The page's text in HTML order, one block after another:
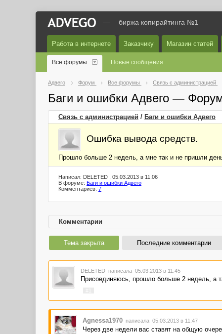
— биржа копирайтинга №1
Работа в интернете Заказчику Магазин статей
Все форумы Новые сообщения
Адвего Форум Все форумы Связь с администрацией
Баги и ошибки Адвего —
Связь с администрацией / Баги и ошибки Адвего
Ошибка вывода средств.
Прошло больше 2 недель, а мне так и не пришли
Написал: DELETED , 05.03.2013 в 11:06
В форуме: Баги и ошибки Адвего
Комментариев: 7
Комментарии
Тема закрыта Последние комментарии
DELETED написала 05.03.2013 в 11:45
Присоединяюсь, прошло больше 2 недель, а
Agnessa1970 написала 05.03.2013 в 11:47
Через две недели вас ставят на общую